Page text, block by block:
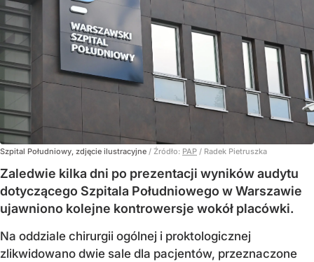
Szpital Południowy, zdjęcie ilustracyjne / Źródło: PAP / Radek Pietruszka
Zaledwie kilka dni po prezentacji wyników audytu
dotyczącego Szpitala Południowego w Warszawie
ujawniono kolejne kontrowersje wokół placówki.
Na oddziale chirurgii ogólnej i proktologicznej
zlikwidowano dwie sale dla pacjentów, przeznaczone